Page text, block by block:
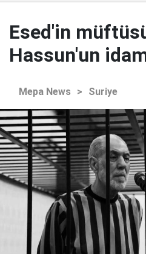
Esed'in
Hassun'un
Mepa News > Suriye